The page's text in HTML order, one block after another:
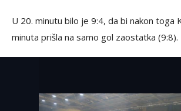
U 20. minutu bilo je 9:4, da bi nakon toga
minuta prišla na samo gol zaostatka (9:8).